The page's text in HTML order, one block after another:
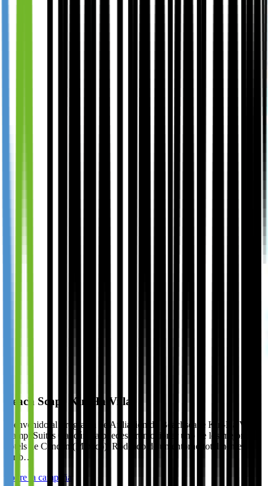
Beach Scape Kin Ha Villas
Bienvenido al Programa de Afiliación de Beachscape Kin-Ha Villas
&amp; Suites Cancún Ya puedes promocionar uno de los mejores
hotels de Cancún (México). Rodeado de un entorno totalmente
carib…
Sobre la campaña